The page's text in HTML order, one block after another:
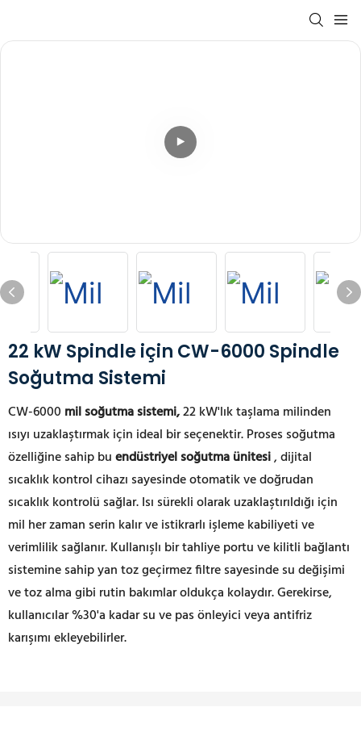
22 kW Spindle için CW-6000 Spindle
Soğutma Sistemi
CW-6000 mil soğutma sistemi,22 kW'lık taşlama milinden
ısıyı uzaklaştırmak için ideal bir seçenektir. Proses soğutma
özelliğine sahip buendüstriyel soğutma ünitesi, dijital
sıcaklık kontrol cihazı sayesinde otomatik ve doğrudan
sıcaklık kontrolü sağlar. Isı sürekli olarak uzaklaştırıldığı için
mil her zaman serin kalır ve istikrarlı işleme kabiliyeti ve
verimlilik sağlanır. Kullanışlı bir tahliye portu ve kilitli bağlantı
sistemine sahip yan toz geçirmez filtre sayesinde su değişimi
ve toz alma gibi rutin bakımlar oldukça kolaydır. Gerekirse,
kullanıcılar %30'a kadar su ve pas önleyici veya antifriz
karışımı ekleyebilirler.